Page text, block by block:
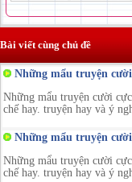
Bài viết cùng chủ đề
Những mẩu truyện
Những mẩu truyện cười
chế hay. truyện hay và ý
Những mẩu truyện
Những mẩu truyện cười
chế hay. truyện hay và ý